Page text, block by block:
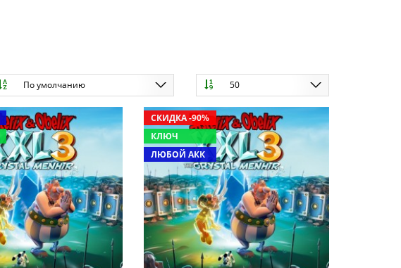
По умолчанию 50
СКИДКА -90%
КЛЮЧ
ЛЮБОЙ АКК